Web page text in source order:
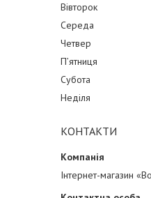
Вівторок
Середа
Четвер
Пʼятниця
Субота
Неділя
КОНТАКТИ
Інтернет-магазин